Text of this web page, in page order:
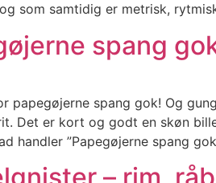
som samtidig er metrisk,
spang
papegøjerne spang gok! Og
Det er kort og godt en skøn
handler ”Papegøjerne spang